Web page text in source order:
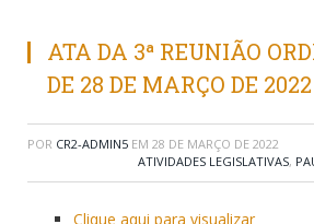
ATA DA 3ª REUNIÃO
DE 28 DE MARÇO DE 2022
POR CR2-ADMIN5 EM 28 DE MARÇO DE 2022
ATIVIDADES LEGISLATIVAS,
Clique aqui para visualizar